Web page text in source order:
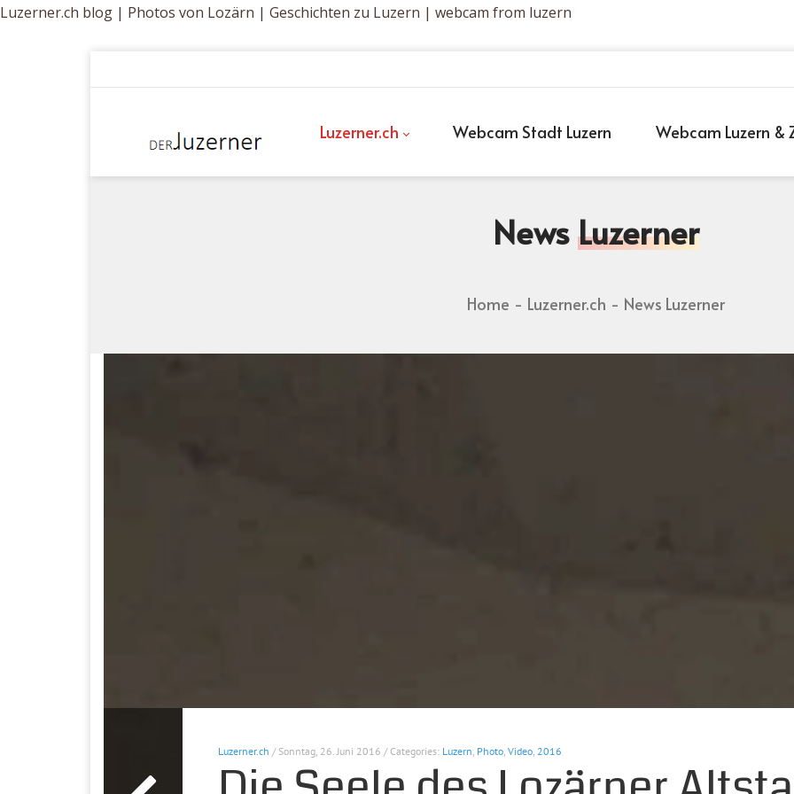
Luzerner.ch blog | Photos von Lozärn | Geschichten zu Luzern | webcam from luzern
Luzerner.ch Webcam Stadt Luzern Webcam Luzern &
NewsLuzerner
Home Luzerner.ch News Luzerner
Luzerner.ch / Sonntag, 26. Juni 2016 / Categories: Luzern, Photo, Video, 2016